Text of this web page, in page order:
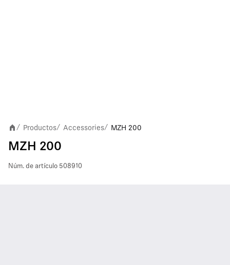
/ Productos/ Accessories/ MZH 200
MZH 200
Núm. de artículo 508910